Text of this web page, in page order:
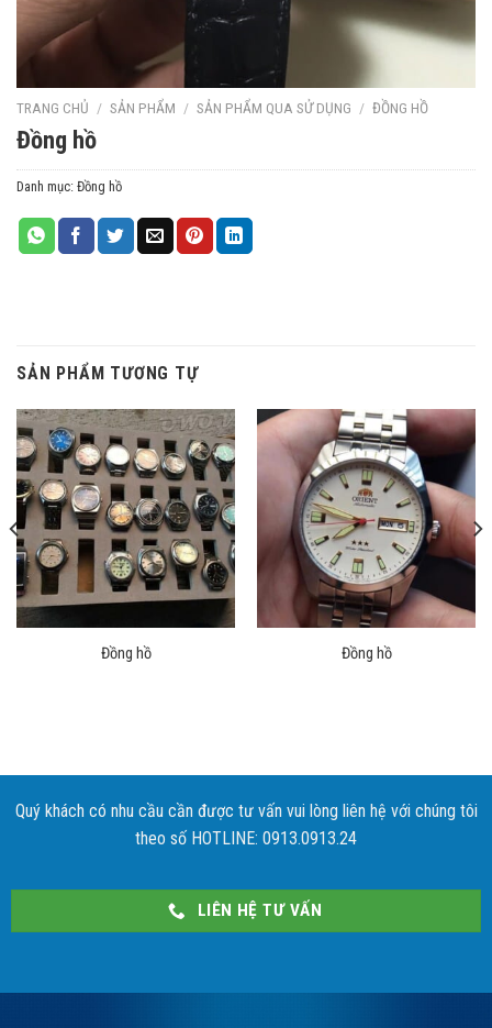
TRANG CHỦ / SẢN PHẨM / SẢN PHẨM QUA SỬ DỤNG / ĐỒNG HỒ
Đồng hồ
Danh mục: Đồng hồ
SẢN PHẨM TƯƠNG TỰ
Đồng hồ Đồng hồ
Quý khách có nhu cầu cần được tư vấn vui lòng liên hệ với chúng tôi
theo số HOTLINE: 0913.0913.24
LIÊN HỆ TƯ VẤN